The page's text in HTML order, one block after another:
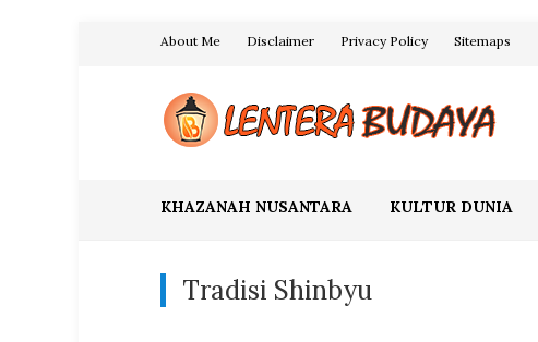
About Me Disclaimer Privacy Policy Sitemaps
KHAZANAH NUSANTARA KULTUR DUNIA
Tradisi Shinbyu